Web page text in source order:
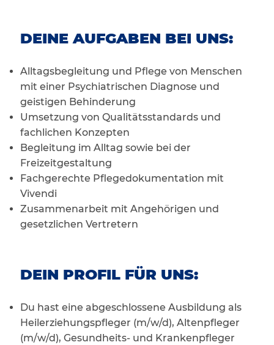
DEINE AUFGABEN BEI UNS:
Alltagsbegleitung und Pflege von Menschen
mit einer Psychiatrischen Diagnose und
geistigen Behinderung
Umsetzung von Qualitätsstandards und
fachlichen Konzepten
Begleitung im Alltag sowie bei der
Freizeitgestaltung
Fachgerechte Pflegedokumentation mit
Vivendi
Zusammenarbeit mit Angehörigen und
gesetzlichen Vertretern
DEIN PROFIL FÜR UNS:
Du hast eine abgeschlossene Ausbildung als
Heilerziehungspfleger (m/w/d), Altenpfleger
(m/w/d), Gesundheits- und Krankenpfleger